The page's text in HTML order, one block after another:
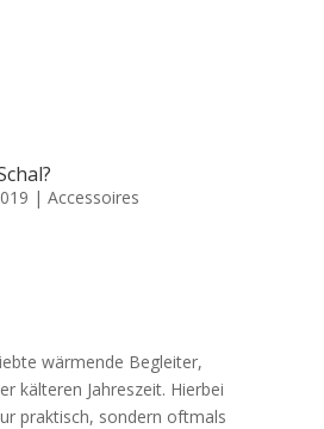
| Accessoires
wärmende Begleiter,
kälteren Jahreszeit. Hierbei
praktisch, sondern oftmals